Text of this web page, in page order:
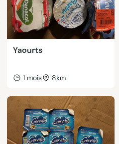
Yaourts
1 mois 8km